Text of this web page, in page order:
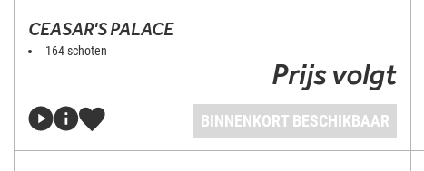
CEASAR'S PALACE
164 schoten
Prijs volgt
BINNENKORT BESCHIKBAAR